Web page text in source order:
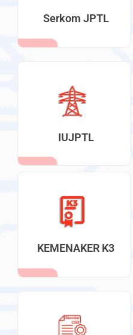
Serkom JPTL
IUJPTL
KEMENAKER K3